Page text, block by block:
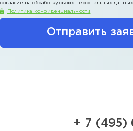
Отправить
согласие на обработку своих персональных данных.
Политика конфиденциальности
+ 7 (495)